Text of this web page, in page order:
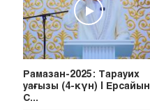
Рамазан-2025: Тарауих
уағызы (4-күн) | Ерсайын
С...